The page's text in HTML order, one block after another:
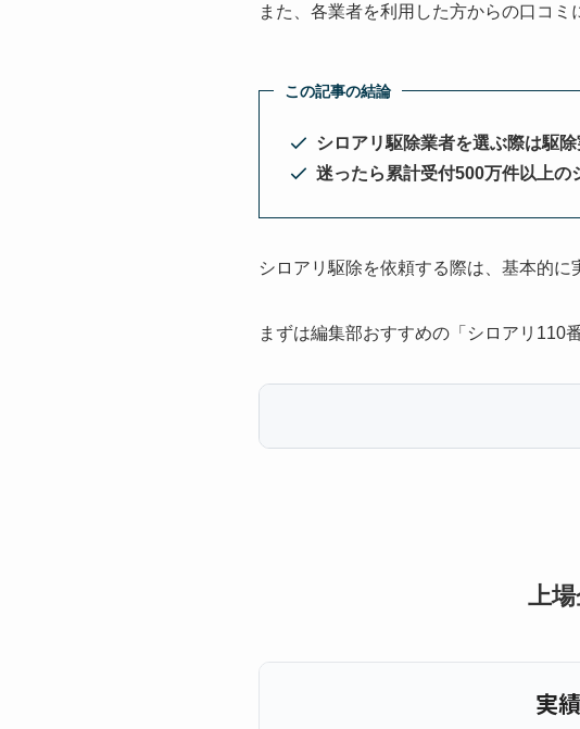
また、各業者を利用した方からの口コミ
この記事の結論
シロアリ駆除業者を選ぶ際は駆
迷ったら累計受付500万件以上の
シロアリ駆除を依頼する際は、基本的に
まずは編集部おすすめの「シロアリ110
上
実